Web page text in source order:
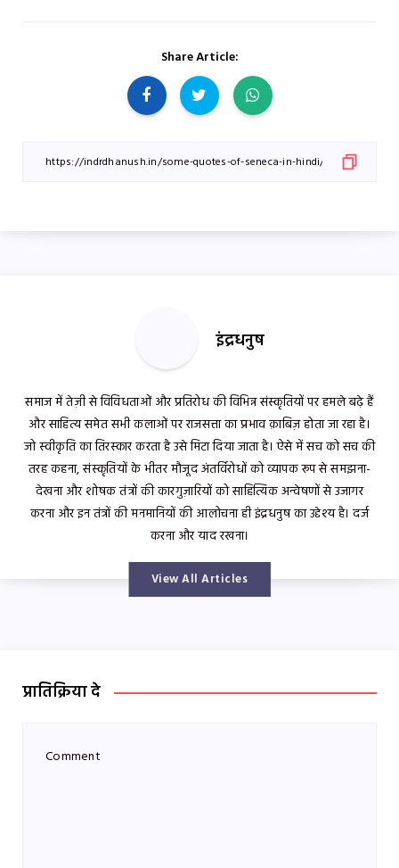
Share Article:
इंद्रधनुष
समाज में तेज़ी से विविधताओं और प्रतिरोध की विभिन्न संस्कृतियों पर हमले बढ़े हैं
और साहित्य समेत सभी कलाओं पर राजसत्ता का प्रभाव क़ाबिज़ होता जा रहा है।
जो स्वीकृति का तिरस्कार करता है उसे मिटा दिया जाता है। ऐसे में सच को सच की
तरह कहना, संस्कृतियों के भीतर मौजूद अंतर्विरोधों को व्यापक रूप से समझना-
देखना और शोषक तंत्रों की कारगुज़ारियों को साहित्यिक अन्वेषणों से उजागर
करना और इन तंत्रों की मनमानियों की आलोचना ही इंद्रधनुष का उद्देश्य है। दर्ज
करना और याद रखना।
View All Articles
प्रातिक्रिया दे